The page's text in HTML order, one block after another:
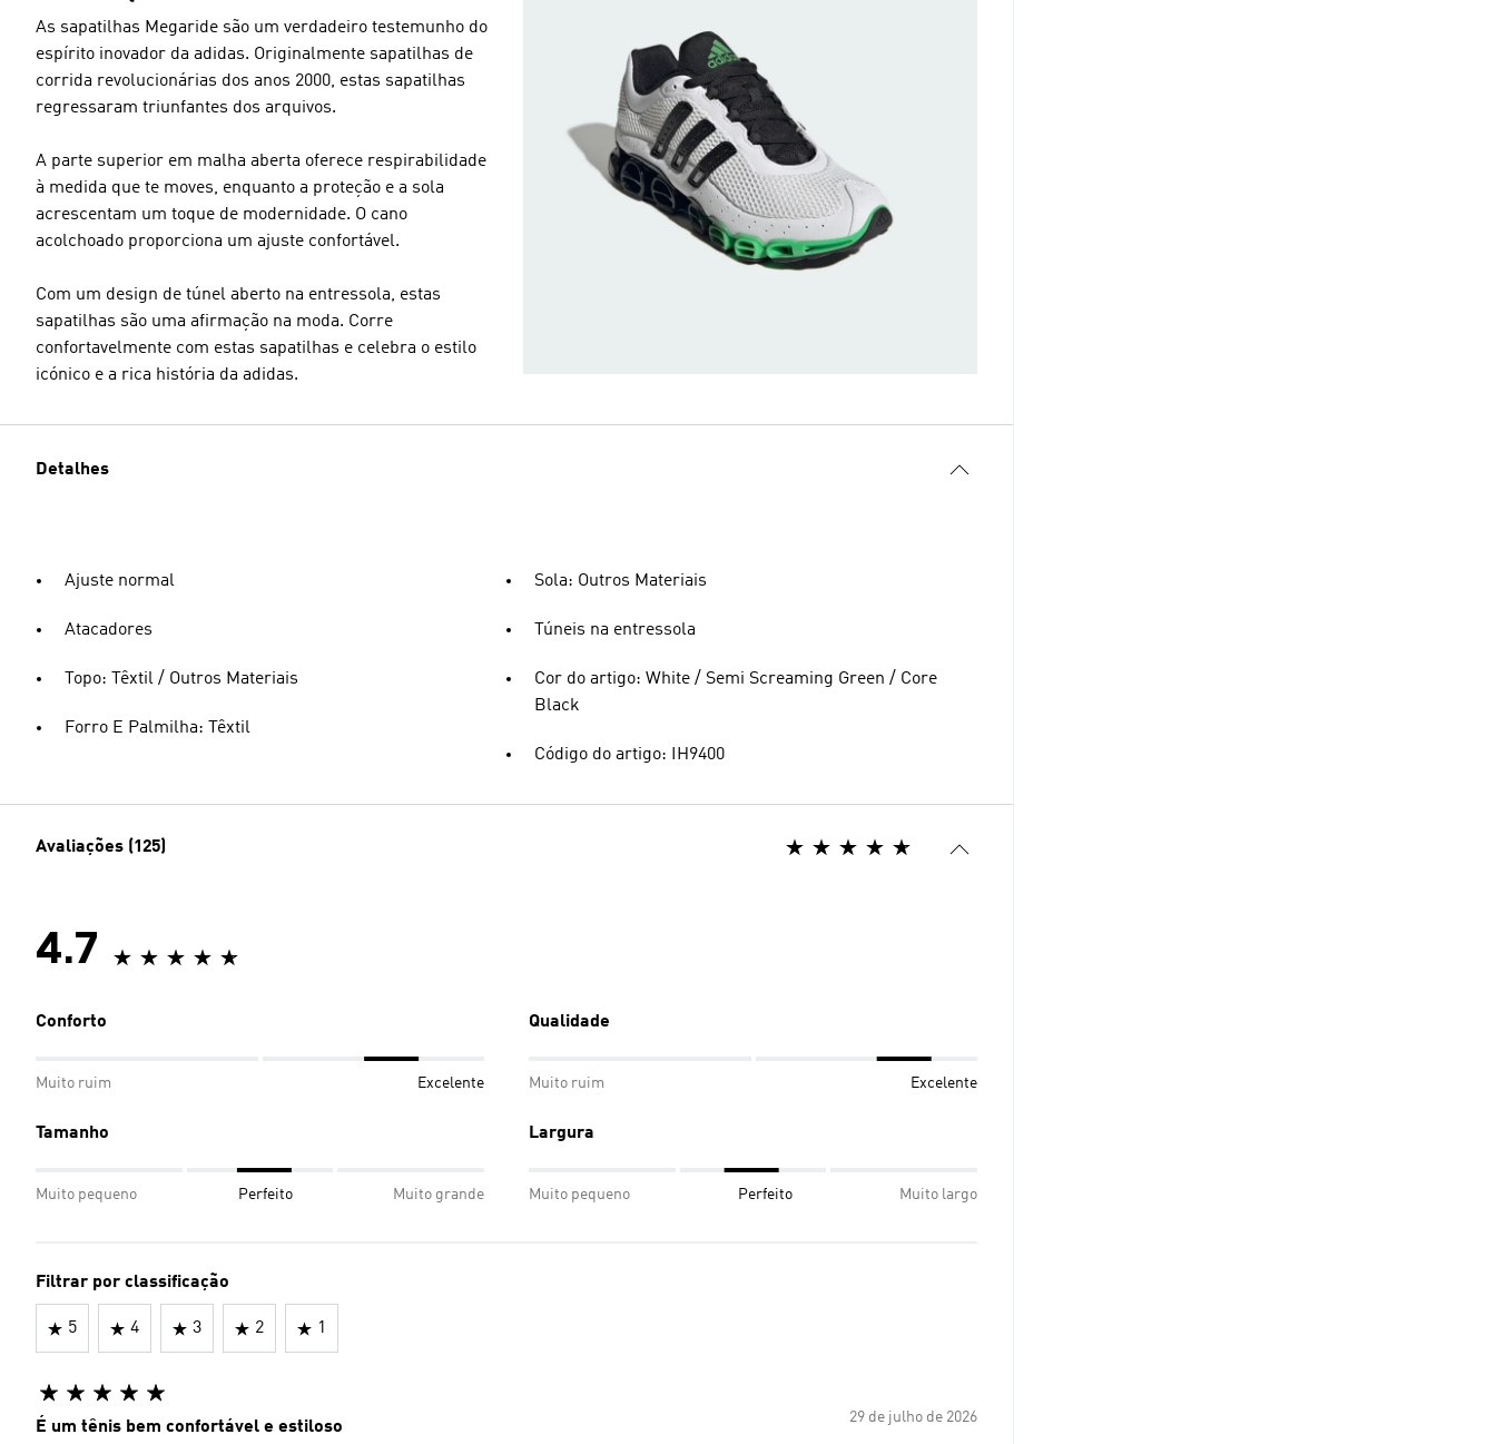
As sapatilhas Megaride são um verdadeiro testemunho do
espírito inovador da adidas. Originalmente sapatilhas de
corrida revolucionárias dos anos 2000, estas sapatilhas
regressaram triunfantes dos arquivos.
A parte superior em malha aberta oferece respirabilidade
à medida que te moves, enquanto a proteção e a sola
acrescentam um toque de modernidade. O cano
acolchoado proporciona um ajuste confortável.
Com um design de túnel aberto na entressola, estas
sapatilhas são uma afirmação na moda. Corre
confortavelmente com estas sapatilhas e celebra o estilo
icónico e a rica história da adidas.
Detalhes
Ajuste normal
Atacadores
Topo: Têxtil / Outros Materiais
Forro E Palmilha: Têxtil
Sola: Outros Materiais
Túneis na entressola
Cor do artigo: White / Semi Screaming Green / Core
Black
Código do artigo: IH9400
Avaliações (125)
4.7
Conforto
Muito ruim Excelente
Qualidade
Muito ruim Excelente
Tamanho
Muito pequeno Perfeito Muito grande
Largura
Muito pequeno Perfeito Muito largo
Filtrar por classificação
5 4 3 2 1
29 de julho de 2026
É um tênis bem confortável e estiloso